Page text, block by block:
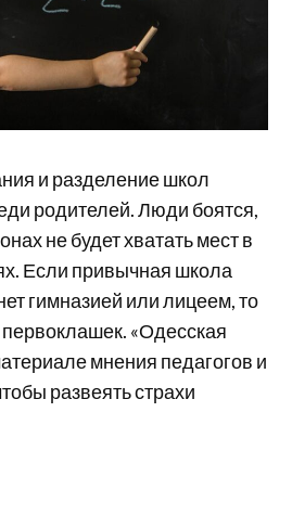
и разделение школ
родителей. Люди боятся,
не будет хватать мест в
Если привычная школа
гимназией или лицеем, то
первоклашек. «Одесская
мнения педагогов и
развеять страхи